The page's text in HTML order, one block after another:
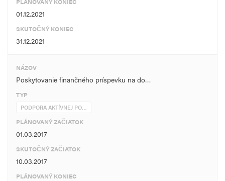
01.12.2021
SKUTOČNÝ KONIEC
31.12.2021
NÁZOV
Poskytovanie finančného príspevku na do…
TYP
PODPORA AKTÍVNEJ PO…
PLÁNOVANÝ ZAČIATOK
01.03.2017
SKUTOČNÝ ZAČIATOK
10.03.2017
PLÁNOVANÝ KONIEC